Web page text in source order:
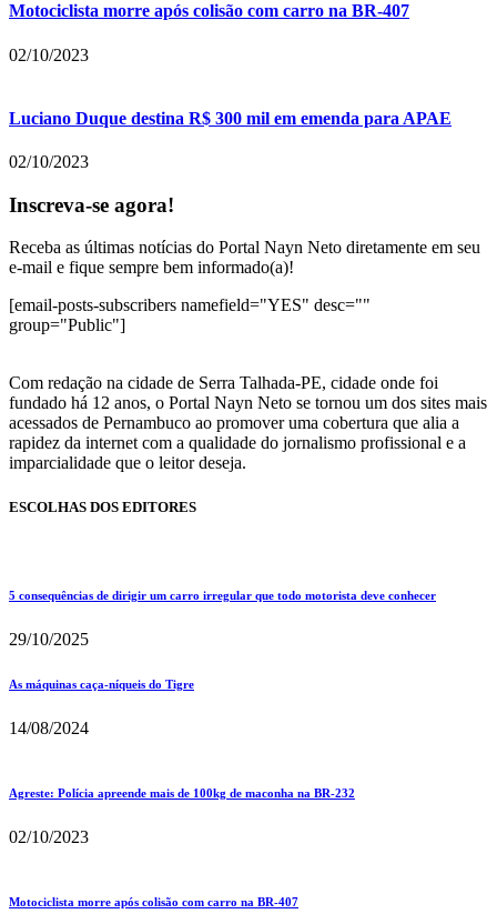
Motociclista morre após colisão com carro na BR-407
02/10/2023
Luciano Duque destina R$ 300 mil em emenda para APAE
02/10/2023
Inscreva-se agora!
Receba as últimas notícias do Portal Nayn Neto diretamente em seu
e-mail e fique sempre bem informado(a)!
[email-posts-subscribers namefield="YES" desc=""
group="Public"]
Com redação na cidade de Serra Talhada-PE, cidade onde foi
fundado há 12 anos, o Portal Nayn Neto se tornou um dos sites mais
acessados de Pernambuco ao promover uma cobertura que alia a
rapidez da internet com a qualidade do jornalismo profissional e a
imparcialidade que o leitor deseja.
ESCOLHAS DOS EDITORES
5 consequências de dirigir um carro irregular que todo motorista deve conhecer
29/10/2025
As máquinas caça-níqueis do Tigre
14/08/2024
Agreste: Polícia apreende mais de 100kg de maconha na BR-232
02/10/2023
Motociclista morre após colisão com carro na BR-407